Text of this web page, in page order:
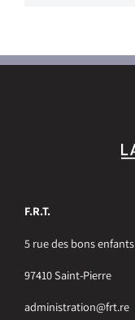
F.R.T.
5 rue des bons enfants
97410 Saint-Pierre
administration@frt.re